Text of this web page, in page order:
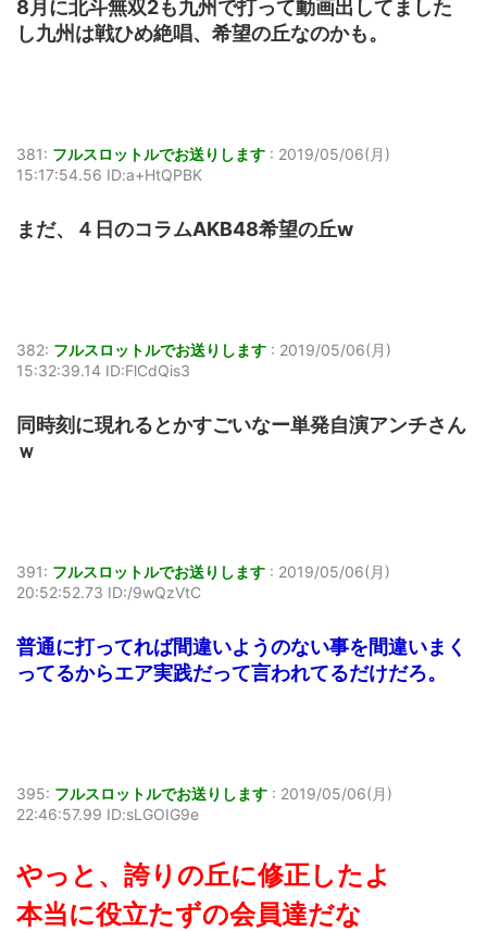
8月に北斗無双2も九州で打って動画出してました
し九州は戦ひめ絶唱、希望の丘なのかも。
381: フルスロットルでお送りします : 2019/05/06(月)
15:17:54.56 ID:a+HtQPBK
まだ、４日のコラムAKB48希望の丘w
382: フルスロットルでお送りします : 2019/05/06(月)
15:32:39.14 ID:FlCdQis3
同時刻に現れるとかすごいなー単発自演アンチさん
ｗ
391: フルスロットルでお送りします : 2019/05/06(月)
20:52:52.73 ID:/9wQzVtC
普通に打ってれば間違いようのない事を間違いまく
ってるからエア実践だって言われてるだけだろ。
395: フルスロットルでお送りします : 2019/05/06(月)
22:46:57.99 ID:sLGOIG9e
やっと、誇りの丘に修正したよ
本当に役立たずの会員達だな